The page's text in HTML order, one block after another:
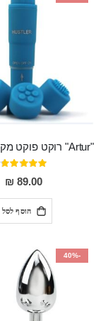
דירוג:
95%
89.00 ₪
הוסף לסל
-40%